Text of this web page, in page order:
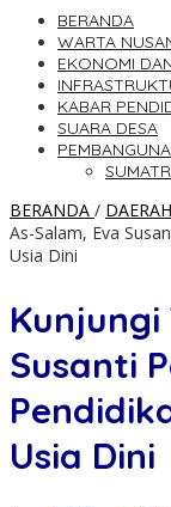
BERANDA
WARTA
EKONOMI
KABAR
SUARA DESA
BERANDA /
As-Salam, Eva
Usia Dini
Kunjungi
Susanti
Usia Dini